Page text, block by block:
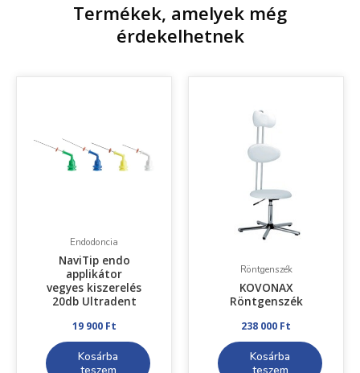
Termékek, amelyek még
érdekelhetnek
Endodoncia
NaviTip endo
applikátor
vegyes kiszerelés
20db Ultradent
19 900 Ft
Kosárba
Röntgenszék
KOVONAX
Röntgenszék
238 000 Ft
Kosárba